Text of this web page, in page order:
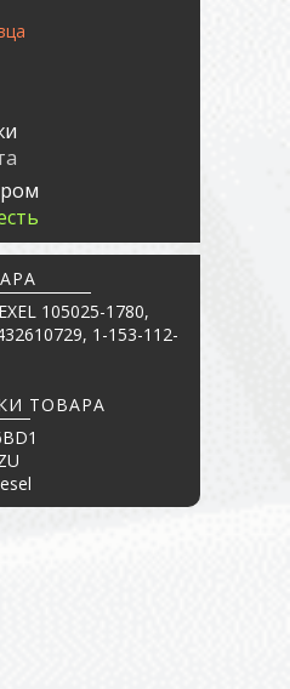
105025-1780,
1-153-112-
ТОВАРА